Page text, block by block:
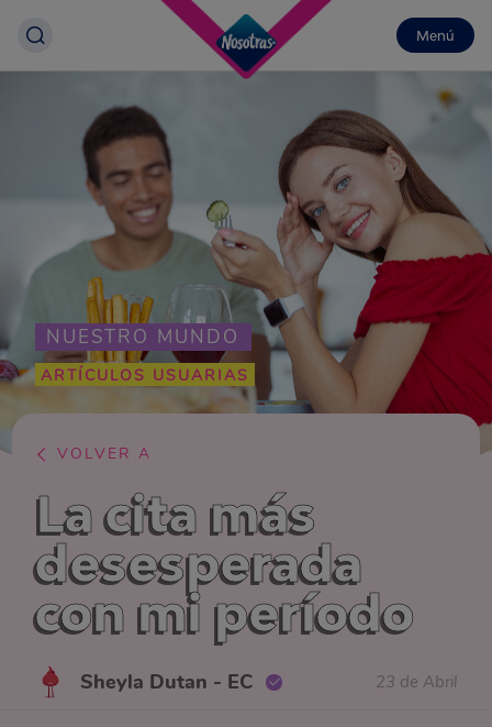
Menú
NUESTRO MUNDO
ARTÍCULOS USUARIAS
VOLVER A
La cita más
desesperada
con mi período
Sheyla Dutan - EC 23 de Abril